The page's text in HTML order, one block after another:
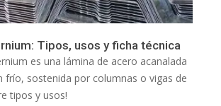
Tipos, usos y ficha técnica
es una lámina de acero acanalada
frío, sostenida por columnas o vigas de
tipos y usos!